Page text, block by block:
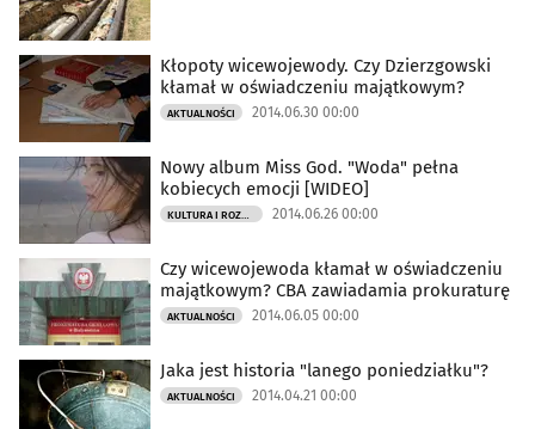
Kłopoty wicewojewody. Czy Dzierzgowski
kłamał w oświadczeniu majątkowym?
AKTUALNOŚCI 2014.06.30 00:00
Nowy album Miss God. "Woda" pełna
kobiecych emocji [WIDEO]
KULTURA I ROZRYWKA 2014.06.26 00:00
Czy wicewojewoda kłamał w oświadczeniu
majątkowym? CBA zawiadamia prokuraturę
AKTUALNOŚCI 2014.06.05 00:00
Jaka jest historia "lanego poniedziałku"?
AKTUALNOŚCI 2014.04.21 00:00